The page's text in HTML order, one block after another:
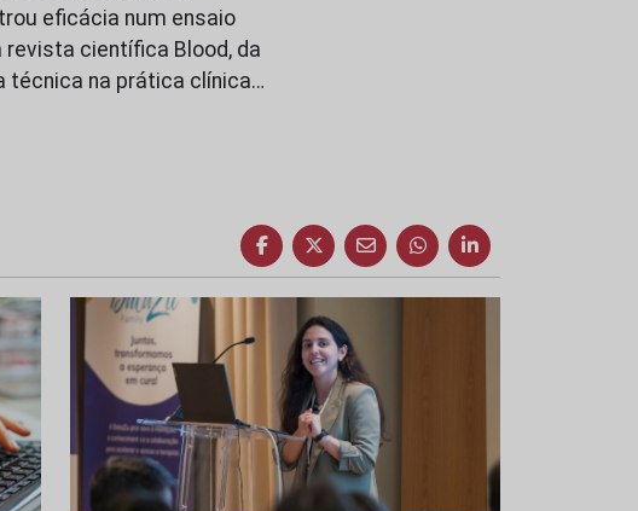
eficácia num ensaio
científica Blood, da
técnica na prática clínica…